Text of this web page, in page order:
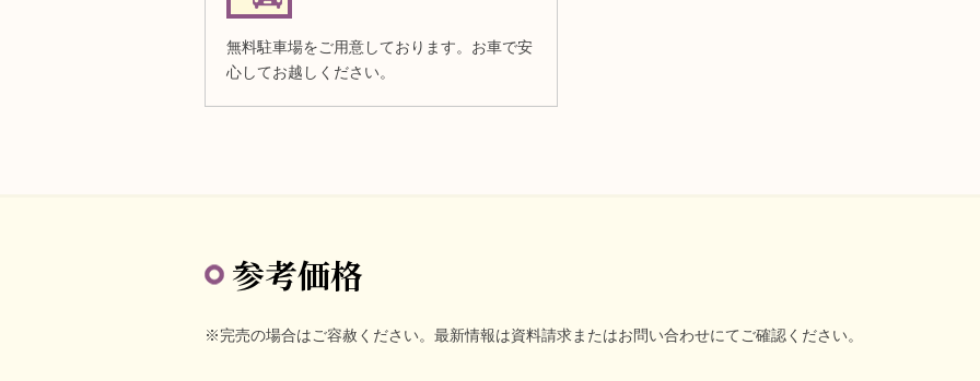
無料駐車場をご用意しております。お車で安
心してお越しください。
参考価格
※完売の場合はご容赦ください。最新情報は資料請求またはお問い合わせにてご確認ください。